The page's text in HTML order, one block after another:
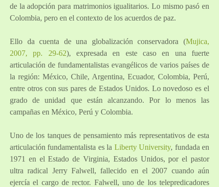
de la adopción para matrimonios igualitarios. Lo mismo pasó en
Colombia, pero en el contexto de los acuerdos de paz.
Ello da cuenta de una globalización conservadora (Mujica,
2007, pp. 29-62), expresada en este caso en una fuerte
articulación de fundamentalistas evangélicos de varios países de
la región: México, Chile, Argentina, Ecuador, Colombia, Perú,
entre otros con sus pares de Estados Unidos. Lo novedoso es el
grado de unidad que están alcanzando. Por lo menos las
campañas en México, Perú y Colombia.
Uno de los tanques de pensamiento más representativos de esta
articulación fundamentalista es la Liberty University, fundada en
1971 en el Estado de Virginia, Estados Unidos, por el pastor
ultra radical Jerry Falwell, fallecido en el 2007 cuando aún
ejercía el cargo de rector. Falwell, uno de los telepredicadores